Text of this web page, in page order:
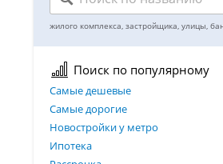
Поиск по популярному
Самые дешевые
Самые дорогие
Новостройки у метро
Ипотека